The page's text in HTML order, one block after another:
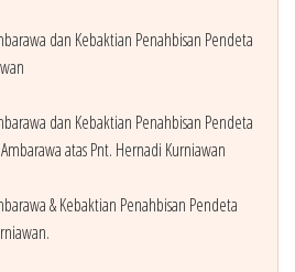
dan Kebaktian Penahbisan Pendeta
dan Kebaktian Penahbisan Pendeta
Ambarawa atas Pnt. Hernadi Kurniawan
& Kebaktian Penahbisan Pendeta